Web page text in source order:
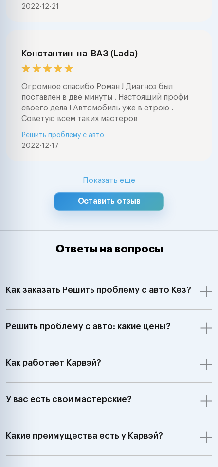
2022-12-21
Константин на ВАЗ (Lada)
Огромное спасибо Роман ! Диагноз был
поставлен в две минуты . Настоящий профи
своего дела ! Автомобиль уже в строю .
Советую всем таких мастеров
2022-12-17
Решить проблему с авто
Показать еще
Оставить отзыв
Ответы на вопросы
Как заказать Решить проблему с авто Кез?
Решить проблему с авто: какие цены?
Как работает Карвэй?
У вас есть свои мастерские?
Какие преимущества есть у Карвэй?